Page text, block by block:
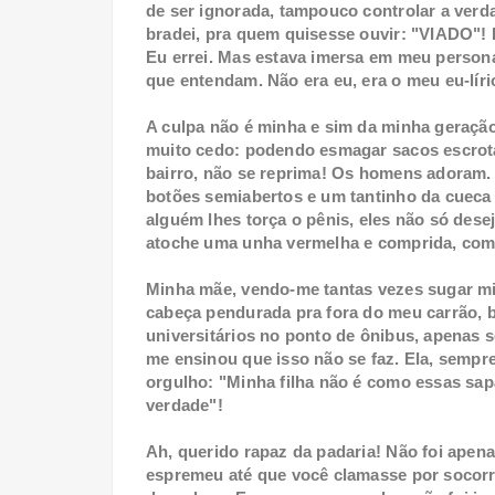
de ser ignorada, tampouco controlar a
bradei, pra quem quisesse ouvir:
Eu errei. Mas estava imersa em meu
que entendam. Não era eu, era o meu eu-
A culpa não é minha e sim da minha
muito cedo: podendo esmagar sacos
bairro, não se reprima! Os homens
botões semiabertos e um tantinho da
alguém lhes torça o pênis, eles não só
atoche uma unha vermelha e comprida,
Minha mãe, vendo-me tantas vezes sugar
cabeça pendurada pra fora do meu carrão,
universitários no ponto de ônibus, apenas
me ensinou que isso não se faz. Ela,
orgulho: "Minha filha não é como essas
verdade"!
Ah, querido rapaz da padaria! Não foi
espremeu até que você clamasse por